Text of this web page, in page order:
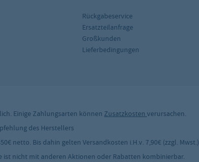
Rückgabeservice
Ersatzteilanfrage
Großkunden
Lieferbedingungen
Einige Zahlungsarten können Zusatzkosten verursachen.
des Herstellers
netto. Bis dahin gelten Versandkosten i.H.v. 7,90€ (zzgl. Mwst.)
ist nicht mit anderen Aktionen oder Rabatten kombinierbar.